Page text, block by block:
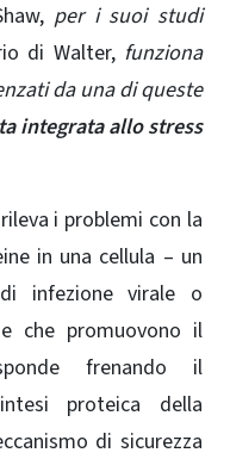
per i suoi studi
di Walter,funziona
da una di queste
integrata allo stress
i problemi con la
​​in una cellula – un
infezione virale o
che promuovono il
frenando il
proteica della
di sicurezza